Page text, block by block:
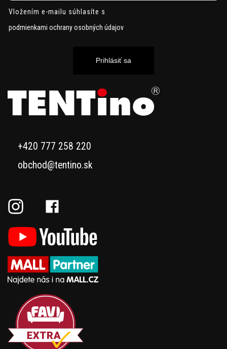
Vložením e-mailu súhlasíte s
podmienkami ochrany osobných údajov
Prihlásiť sa
+420 777 258 220
obchod@tentino.sk